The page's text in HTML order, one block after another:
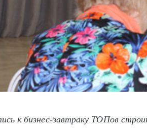
к бизнес-завтраку ТОПов